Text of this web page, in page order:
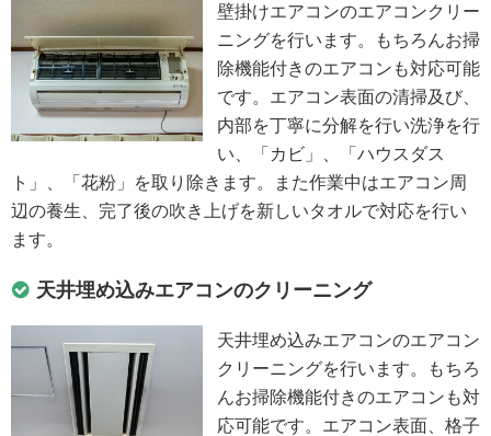
壁掛けエアコンのエアコンクリー
ニングを行います。もちろんお掃
除機能付きのエアコンも対応可能
です。エアコン表面の清掃及び、
内部を丁寧に分解を行い洗浄を行
い、「カビ」、「ハウスダス
ト」、「花粉」を取り除きます。また作業中はエアコン周
辺の養生、完了後の吹き上げを新しいタオルで対応を行い
ます。
天井埋め込みエアコンのクリーニング
天井埋め込みエアコンのエアコン
クリーニングを行います。もちろ
んお掃除機能付きのエアコンも対
応可能です。エアコン表面、格子